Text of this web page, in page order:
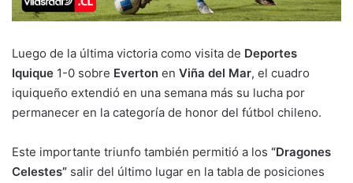
Luego de la última victoria como visita de Deportes
Iquique 1-0 sobre Everton en Viña del Mar, el cuadro
iquiqueño extendió en una semana más su lucha por
permanecer en la categoría de honor del fútbol chileno.
Este importante triunfo también permitió a los “Dragones
Celestes” salir del último lugar en la tabla de posiciones